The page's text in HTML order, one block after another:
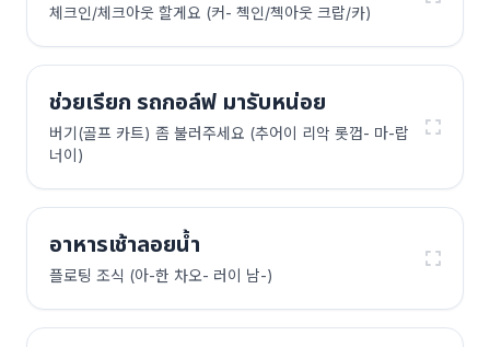
체크인/체크아웃 할게요 (커- 첵인/첵아웃 크랍/카)
ช่วยเรียก รถกอล์ฟ มารับหน่อย
버기(골프 카트) 좀 불러주세요 (추어이 리악 롯껍- 마-랍
너이)
อาหารเช้าลอยน้ำ
플로팅 조식 (아-한 차오- 러이 남-)